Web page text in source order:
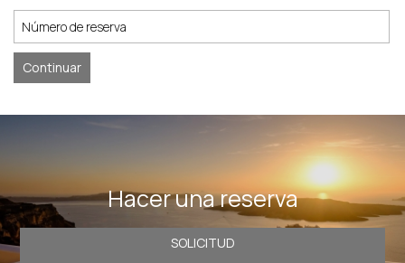
Continuar
Hacer una reserva
SOLICITUD